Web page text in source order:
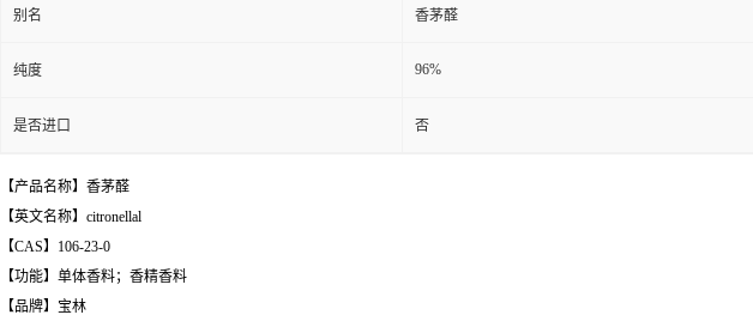
别名 香茅醛
纯度 96%
是否进口 否
【产品名称】香茅醛
【英文名称】citronellal
【CAS】106-23-0
【功能】单体香料；香精香料
【品牌】宝林